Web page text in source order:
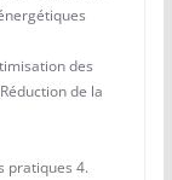
des
de la
pratiques 4.